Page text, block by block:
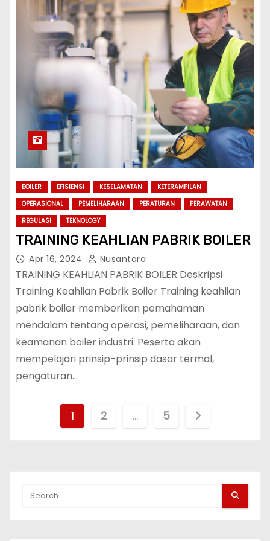
BOILER EFISIENSI KESELAMATAN
KETERAMPILAN
OPERASIONAL
PEMELIHARAAN PERATURAN
PERAWATAN
REGULASI
TEKNOLOGY
TRAINING KEAHLIAN PABRIK BOILER
Apr 16, 2024 Nusantara
TRAINING KEAHLIAN PABRIK BOILER Deskripsi
Training Keahlian Pabrik Boiler Training keahlian
pabrik boiler memberikan pemahaman
mendalam tentang operasi, pemeliharaan, dan
keamanan boiler industri. Peserta akan
mempelajari prinsip-prinsip dasar termal,
pengaturan…
t
1 2 … 5